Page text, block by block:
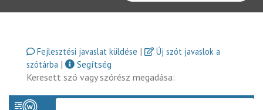
Fejlesztési javaslat küldése |
Új szót javaslok a
szótárba |
Segítség
Keresett szó vagy szórész megadása: